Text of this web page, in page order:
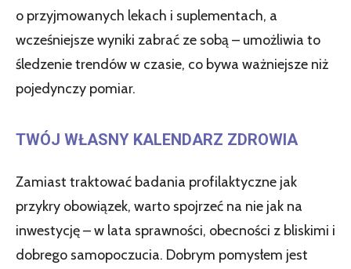
o przyjmowanych lekach i suplementach, a
wcześniejsze wyniki zabrać ze sobą – umożliwia to
śledzenie trendów w czasie, co bywa ważniejsze niż
pojedynczy pomiar.
TWÓJ WŁASNY KALENDARZ ZDROWIA
Zamiast traktować badania profilaktyczne jak
przykry obowiązek, warto spojrzeć na nie jak na
inwestycję – w lata sprawności, obecności z bliskimi i
dobrego samopoczucia. Dobrym pomysłem jest